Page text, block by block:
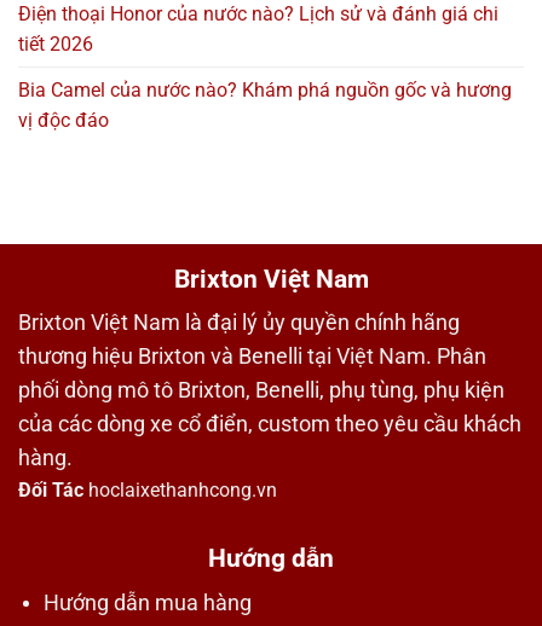
Điện thoại Honor của nước nào? Lịch sử và đánh giá chi
tiết 2026
Bia Camel của nước nào? Khám phá nguồn gốc và hương
vị độc đáo
Brixton Việt Nam
Brixton Việt Nam là đại lý ủy quyền chính hãng
thương hiệu Brixton và Benelli tại Việt Nam. Phân
phối dòng mô tô Brixton, Benelli, phụ tùng, phụ kiện
của các dòng xe cổ điển, custom theo yêu cầu khách
hàng.
Đối Tác hoclaixethanhcong.vn
Hướng dẫn
Hướng dẫn mua hàng